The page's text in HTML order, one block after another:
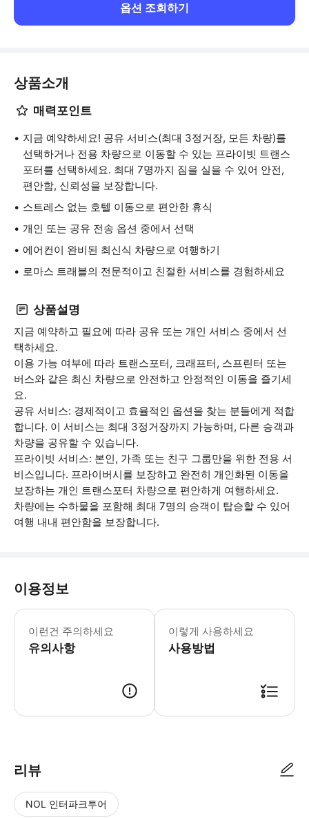
옵션 조회하기
상품소개
매력포인트
지금 예약하세요! 공유 서비스(최대 3정거장, 모든 차량)를
선택하거나 전용 차량으로 이동할 수 있는 프라이빗 트랜스
포터를 선택하세요. 최대 7명까지 짐을 실을 수 있어 안전,
편안함, 신뢰성을 보장합니다.
스트레스 없는 호텔 이동으로 편안한 휴식
개인 또는 공유 전송 옵션 중에서 선택
에어컨이 완비된 최신식 차량으로 여행하기
로마스 트래블의 전문적이고 친절한 서비스를 경험하세요
상품설명
지금 예약하고 필요에 따라 공유 또는 개인 서비스 중에서 선
택하세요.
이용 가능 여부에 따라 트랜스포터, 크래프터, 스프린터 또는
버스와 같은 최신 차량으로 안전하고 안정적인 이동을 즐기세
요.
공유 서비스: 경제적이고 효율적인 옵션을 찾는 분들에게 적합
합니다. 이 서비스는 최대 3정거장까지 가능하며, 다른 승객과
차량을 공유할 수 있습니다.
프라이빗 서비스: 본인, 가족 또는 친구 그룹만을 위한 전용 서
비스입니다. 프라이버시를 보장하고 완전히 개인화된 이동을
보장하는 개인 트랜스포터 차량으로 편안하게 여행하세요.
차량에는 수하물을 포함해 최대 7명의 승객이 탑승할 수 있어
여행 내내 편안함을 보장합니다.
이용정보
이런건 주의하세요
유의사항
* 소요시간 : 1440분 (옵션에 따라 소
이렇게 사용하세요
사용방법
리뷰
NOL 인터파크투어